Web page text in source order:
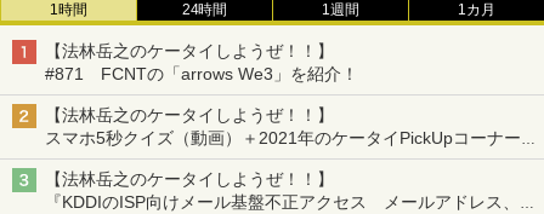
1時間 24時間 1週間 1カ月
【法林岳之のケータイしようぜ！！】
#871 FCNTの「arrows We3」を紹介！
【法林岳之のケータイしようぜ！！】
スマホ5秒クイズ（動画）＋2021年のケータイPickUpコーナーに
登場した新端末のメーカー別一覧
【法林岳之のケータイしようぜ！！】
『KDDIのISP向けメール基盤不正アクセス メールアドレス、パ